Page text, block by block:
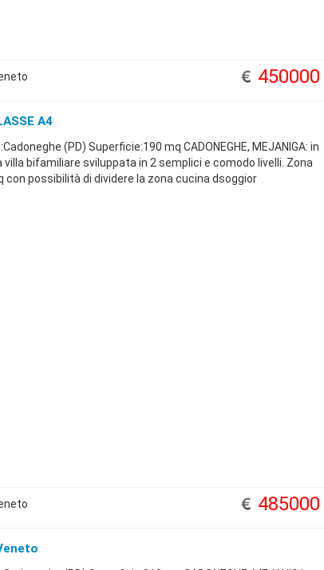
450000
A4
(PD) Superficie:190 mq CADONEGHE, MEJANIGA: in
bifamiliare sviluppata in 2 semplici e comodo livelli. Zona
con possibilità di dividere la zona cucina dsoggior
485000